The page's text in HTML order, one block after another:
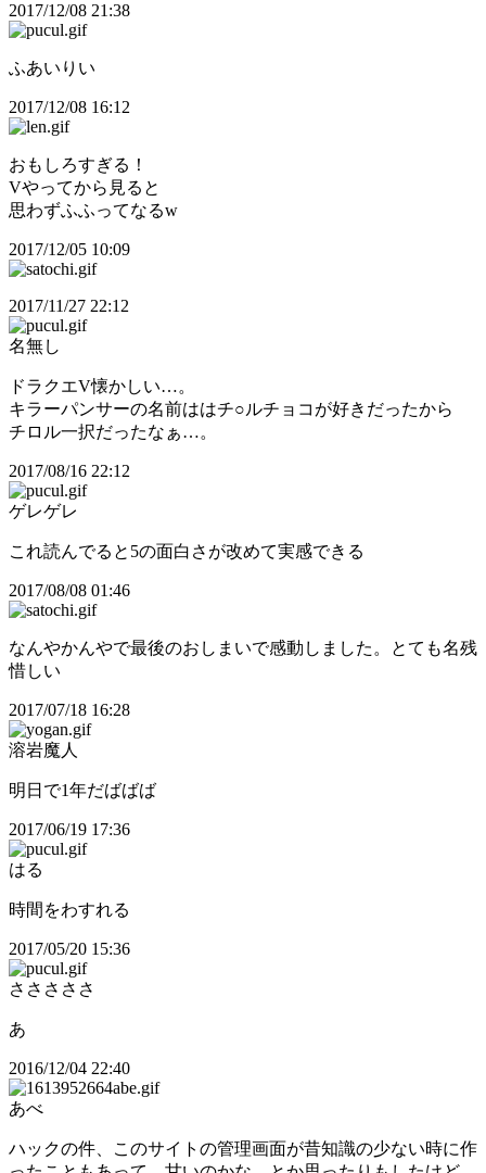
2017/12/08 21:38
ふあいりい
2017/12/08 16:12
おもしろすぎる！
Vやってから見ると
思わずふふってなるw
2017/12/05 10:09
2017/11/27 22:12
名無し
ドラクエV懐かしい…。
キラーパンサーの名前ははチ○ルチョコが好きだったから
チロル一択だったなぁ…。
2017/08/16 22:12
ゲレゲレ
これ読んでると5の面白さが改めて実感できる
2017/08/08 01:46
なんやかんやで最後のおしまいで感動しました。とても名残
惜しい
2017/07/18 16:28
溶岩魔人
明日で1年だばばば
2017/06/19 17:36
はる
時間をわすれる
2017/05/20 15:36
さささささ
あ
2016/12/04 22:40
あべ
ハックの件、このサイトの管理画面が昔知識の少ない時に作